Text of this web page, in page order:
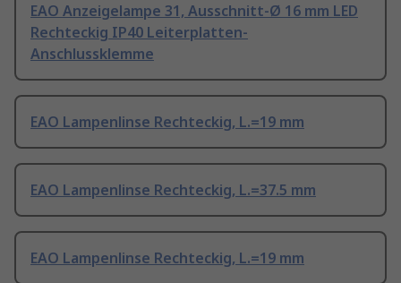
EAO Anzeigelampe 31, Ausschnitt-Ø 16 mm LED
Rechteckig IP40 Leiterplatten-
Anschlussklemme
EAO Lampenlinse Rechteckig, L.=19 mm
EAO Lampenlinse Rechteckig, L.=37.5 mm
EAO Lampenlinse Rechteckig, L.=19 mm